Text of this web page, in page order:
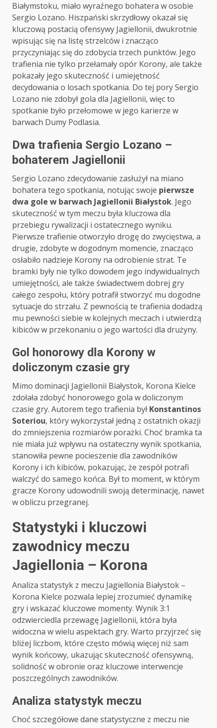
Białymstoku, miało wyraźnego bohatera w osobie
Sergio Lozano. Hiszpański skrzydłowy okazał się
kluczową postacią ofensywy Jagiellonii, dwukrotnie
wpisując się na listę strzelców i znacząco
przyczyniając się do zdobycia trzech punktów. Jego
trafienia nie tylko przełamały opór Korony, ale także
pokazały jego skuteczność i umiejętność
decydowania o losach spotkania. Do tej pory Sergio
Lozano nie zdobył gola dla Jagiellonii, więc to
spotkanie było przełomowe w jego karierze w
barwach Dumy Podlasia.
Dwa trafienia Sergio Lozano –
bohaterem Jagiellonii
Sergio Lozano zdecydowanie zasłużył na miano
bohatera tego spotkania, notując swoje pierwsze
dwa gole w barwach Jagiellonii Białystok. Jego
skuteczność w tym meczu była kluczowa dla
przebiegu rywalizacji i ostatecznego wyniku.
Pierwsze trafienie otworzyło drogę do zwycięstwa, a
drugie, zdobyte w dogodnym momencie, znacząco
osłabiło nadzieje Korony na odrobienie strat. Te
bramki były nie tylko dowodem jego indywidualnych
umiejętności, ale także świadectwem dobrej gry
całego zespołu, który potrafił stworzyć mu dogodne
sytuacje do strzału. Z pewnością te trafienia dodadzą
mu pewności siebie w kolejnych meczach i utwierdzą
kibiców w przekonaniu o jego wartości dla drużyny.
Gol honorowy dla Korony w
doliczonym czasie gry
Mimo dominacji Jagiellonii Białystok, Korona Kielce
zdołała zdobyć honorowego gola w doliczonym
czasie gry. Autorem tego trafienia był Konstantinos
Soteriou, który wykorzystał jedną z ostatnich okazji
do zmniejszenia rozmiarów porażki. Choć bramka ta
nie miała już wpływu na ostateczny wynik spotkania,
stanowiła pewne pocieszenie dla zawodników
Korony i ich kibiców, pokazując, że zespół potrafi
walczyć do samego końca. Był to moment, w którym
gracze Korony udowodnili swoją determinację, nawet
w obliczu przegranej.
Statystyki i kluczowi
zawodnicy meczu
Jagiellonia – Korona
Analiza statystyk z meczu Jagiellonia Białystok –
Korona Kielce pozwala lepiej zrozumieć dynamikę
gry i wskazać kluczowe momenty. Wynik 3:1
odzwierciedla przewagę Jagiellonii, która była
widoczna w wielu aspektach gry. Warto przyjrzeć się
bliżej liczbom, które często mówią więcej niż sam
wynik końcowy, ukazując skuteczność ofensywną,
solidność w obronie oraz kluczowe interwencje
poszczególnych zawodników.
Analiza statystyk meczu
Choć szczegółowe dane statystyczne z meczu nie